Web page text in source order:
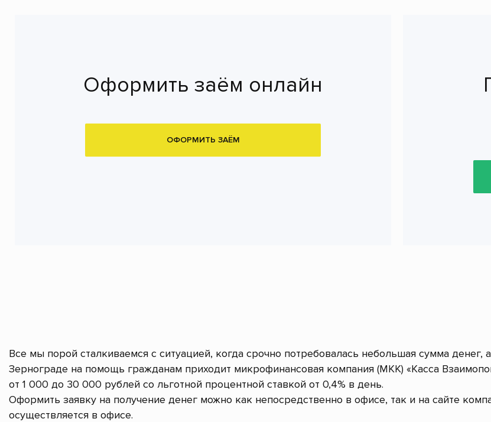
Оформить заём онлайн
ОФОРМИТЬ ЗАЁМ
Все мы порой сталкиваемся с ситуацией, когда срочно потребовалась небольшая сумма
Зернограде на помощь гражданам приходит микрофинансовая компания (МКК) «Касса
от 1 000 до 30 000 рублей со льготной процентной ставкой от 0,4% в день.
Оформить заявку на получение денег можно как непосредственно в офисе, так и на сайте
осуществляется в офисе.